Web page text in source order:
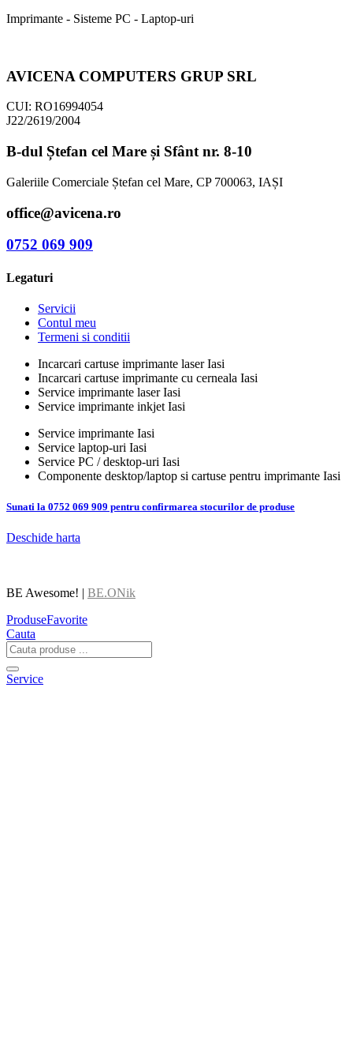
Imprimante - Sisteme PC - Laptop-uri
AVICENA COMPUTERS GRUP SRL
CUI: RO16994054
J22/2619/2004
B-dul Ștefan cel Mare și Sfânt nr. 8-10
Galeriile Comerciale Ștefan cel Mare, CP 700063, IAȘI
office@avicena.ro
0752 069 909
Legaturi
Servicii
Contul meu
Termeni si conditii
Incarcari cartuse imprimante laser Iasi
Incarcari cartuse imprimante cu cerneala Iasi
Service imprimante laser Iasi
Service imprimante inkjet Iasi
Service imprimante Iasi
Service laptop-uri Iasi
Service PC / desktop-uri Iasi
Componente desktop/laptop si cartuse pentru imprimante Iasi
Sunati la 0752 069 909 pentru confirmarea stocurilor de produse
Deschide harta
BE Awesome! | BE.ONik
ProduseFavorite
Cauta
Service